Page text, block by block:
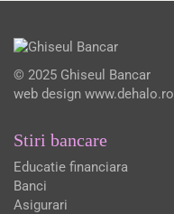
© 2025 Ghiseul Bancar
web design www.dehalo.ro
Stiri bancare
Educatie financiara
Banci
Asigurari